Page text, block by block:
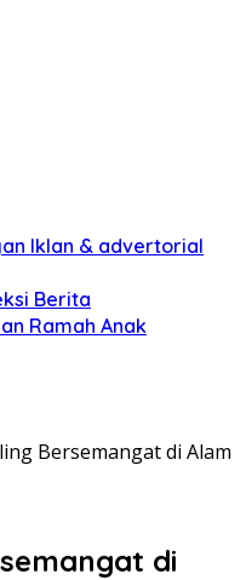
Iklan & advertorial
Berita
Ramah Anak
Bersemangat di Alam
di